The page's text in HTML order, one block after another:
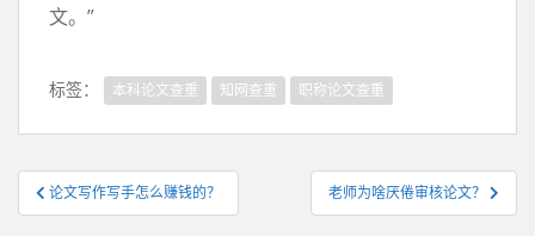
文。”
标签： 本科论文查重 知网查重 职称论文查重
文
章
论文写作写手怎么赚钱的？ 老师为啥厌倦审核论文？